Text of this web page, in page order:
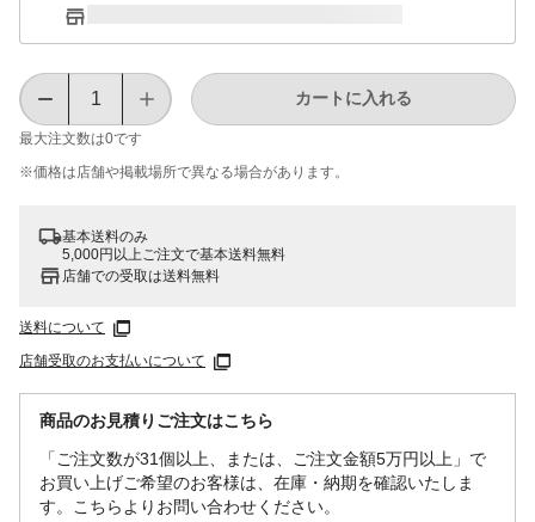
最大注文数は0です
カートに入れる
※価格は​店舗や​掲載場所で​異なる​場合が​あります。
基本送料のみ
5,000円以上ご注文で基本送料無料
店舗での受取は送料無料
送料について
店舗受取のお支払いについて
商品のお見積りご注文はこちら
「ご注文数が31個以上、または、ご注文金額5万円以上」で
お買い上げご希望のお客様は、在庫・納期を確認いたしま
す。こちらよりお問い合わせください。